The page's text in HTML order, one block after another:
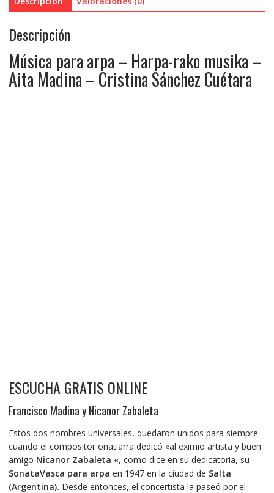
Descripción
Música para arpa – Harpa-rako musika –
Aita Madina – Cristina Sánchez Cuétara
ESCUCHA GRATIS ONLINE
Francisco Madina y Nicanor Zabaleta
Estos dos nombres universales, quedaron unidos para siempre
cuando el compositor oñatiarra dedicó «al eximio artista y buen
amigo Nicanor Zabaleta «, como dice en su dedicatoria, su
SonataVasca para arpa en 1947 en la ciudad de Salta
(Argentina). Desde entonces, el concertista la paseó por el